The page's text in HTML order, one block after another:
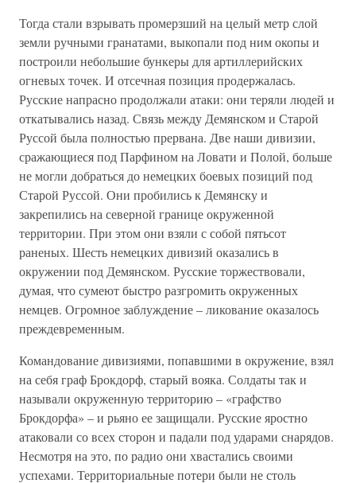
Тогда стали взрывать промерзший на целый метр слой
земли ручными гранатами, выкопали под ним окопы и
построили небольшие бункеры для артиллерийских
огневых точек. И отсечная позиция продержалась.
Русские напрасно продолжали атаки: они теряли людей и
откатывались назад. Связь между Демянском и Старой
Руссой была полностью прервана. Две наши дивизии,
сражающиеся под Парфином на Ловати и Полой, больше
не могли добраться до немецких боевых позиций под
Старой Руссой. Они пробились к Демянску и
закрепились на северной границе окруженной
территории. При этом они взяли с собой пятьсот
раненых. Шесть немецких дивизий оказались в
окружении под Демянском. Русские торжествовали,
думая, что сумеют быстро разгромить окруженных
немцев. Огромное заблуждение – ликование оказалось
преждевременным.
Командование дивизиями, попавшими в окружение, взял
на себя граф Брокдорф, старый вояка. Солдаты так и
называли окруженную территорию – «графство
Брокдорфа» – и рьяно ее защищали. Русские яростно
атаковали со всех сторон и падали под ударами снарядов.
Несмотря на это, по радио они хвастались своими
успехами. Территориальные потери были не столь